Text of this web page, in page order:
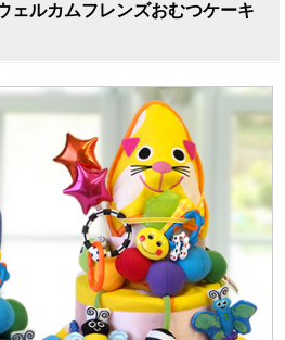
ェルカムフレンズおむつケーキ